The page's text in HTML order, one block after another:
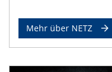
Mehr über NETZ